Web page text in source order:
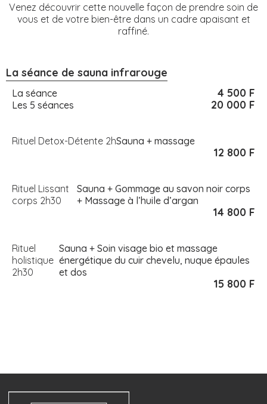
Venez découvrir cette nouvelle façon de prendre soin de
vous et de votre bien-être dans un cadre apaisant et
raffiné.
La séance de sauna infrarouge
La séance 4 500 F
Les 5 séances 20 000 F
Rituel Detox-Détente 2hSauna + massage
12 800 F
Rituel Lissant
corps 2h30
Sauna + Gommage au savon noir corps
+ Massage à l’huile d’argan
14 800 F
Rituel
holistique
2h30
Sauna + Soin visage bio et massage
énergétique du cuir chevelu, nuque épaules
et dos
15 800 F